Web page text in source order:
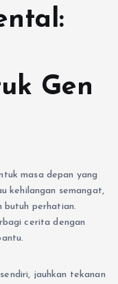
Gen
masa depan yang
kehilangan semangat,
butuh perhatian.
cerita dengan
jauhkan tekanan